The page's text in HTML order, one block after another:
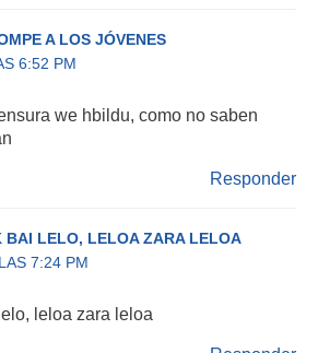
A LOS JÓVENES
6:52 PM
we hbildu, como no saben
Responder
BAI LELO, LELOA ZARA LELOA
7:24 PM
leloa zara leloa